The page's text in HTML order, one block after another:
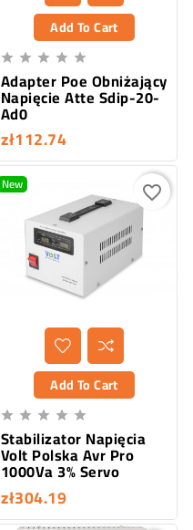
Add To Cart
    
Adapter Poe Obniżający
Napięcie Atte Sdip-20-
Ad0
zł112.74
New
Add To Cart
    
Stabilizator Napięcia
Volt Polska Avr Pro
1000Va 3% Servo
zł304.19
favorite_border